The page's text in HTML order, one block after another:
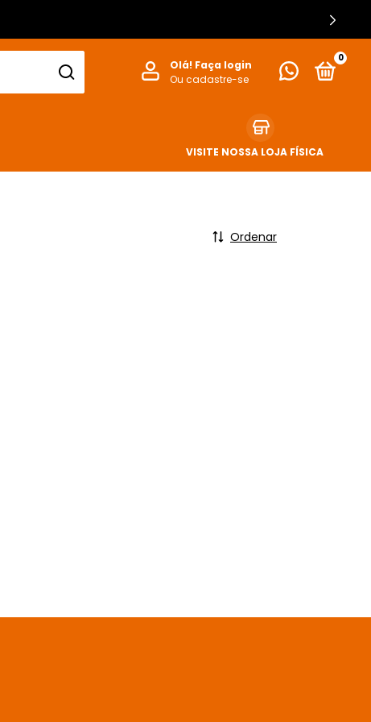
Olá! Faça login
Ou cadastre-se
0
VISITE NOSSA LOJA FÍSICA
Ordenar